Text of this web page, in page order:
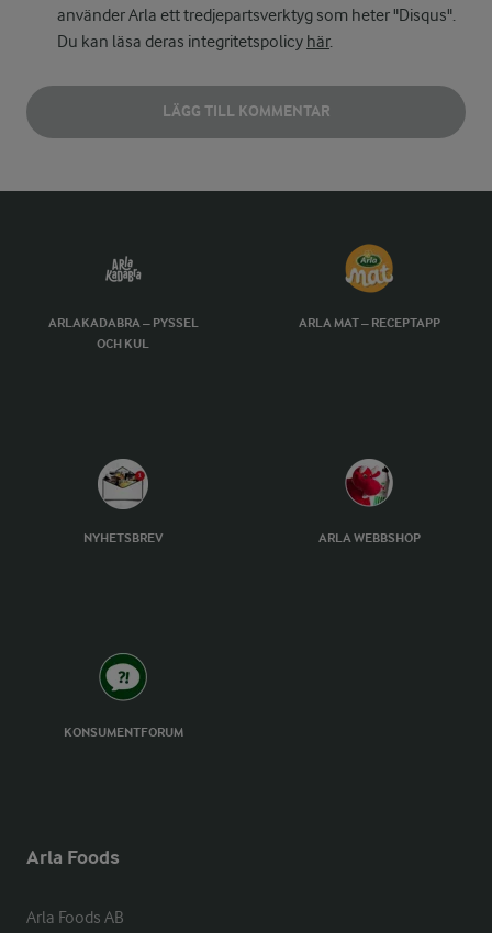
använder Arla ett tredjepartsverktyg som heter "Disqus".
Du kan läsa deras integritetspolicy här.
LÄGG TILL KOMMENTAR
ARLAKADABRA – PYSSEL
OCH KUL
ARLA MAT – RECEPTAPP
NYHETSBREV ARLA WEBBSHOP
KONSUMENTFORUM
Arla Foods
Arla Foods AB